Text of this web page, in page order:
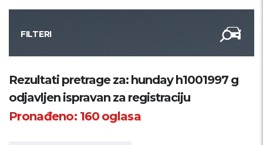
FILTERI
Kategorija
Županija
Rezultati pretrage za: hunday h1001997 g
odjavljen ispravan za registraciju
Pronađeno: 160oglasa